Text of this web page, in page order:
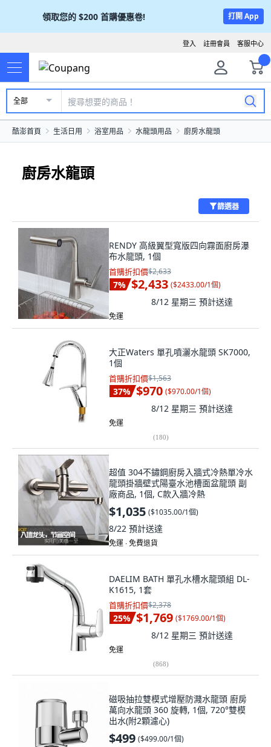
領取您的 $200 首購優惠卷! 打開 App
客服中心
註冊會員
登入
全部
酷澎首頁 生活日用 浴室用品 水龍頭用品 廚房水龍頭
廚房水龍頭
篩選器
RENDY 高級翼型寬版四向霧面廚房瀑
布水龍頭, 1個
首購折扣價$2,633
7% $2,433 ($2433.00/1個)
8/12 星期三 預計送達
免運
大正Waters 單孔噴灑水龍頭 SK7000,
1個
首購折扣價$1,563
37% $970 ($970.00/1個)
8/12 星期三 預計送達
免運
(180)
超值 304不鏽鋼廚房入牆式冷熱單冷水
龍頭掛牆壁式陽臺水池槽面盆龍頭 副
廠商品, 1個, C款入牆冷熱
$1,035 ($1035.00/1個)
8/22 預計送達
免運 ∙ 免費退貨
DAELIM BATH 單孔水槽水龍頭組 DL-
K1615, 1套
首購折扣價$2,378
25% $1,769 ($1769.00/1個)
8/12 星期三 預計送達
免運
(868)
磁吸抽拉雙模式增壓防濺水龍頭 廚房
萬向水龍頭 360 旋轉, 1個, 720°雙模
出水(附2顆濾心)
$499 ($499.00/1個)